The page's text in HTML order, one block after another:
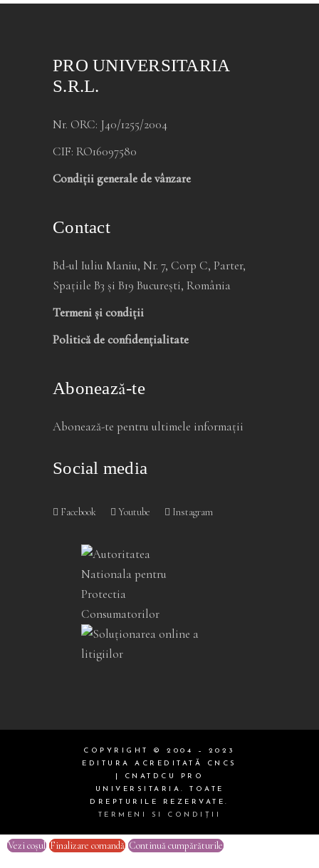
PRO UNIVERSITARIA
S.R.L.
Nr. ORC: J40/1255/2004
CIF: RO16097580
Condiții generale de vânzare
Contact
Bd-ul Iuliu Maniu, Nr. 7, Corp C, Parter,
Spațiile B3 și B19 București, România
Termeni și condiții
Politică de confidențialitate
Abonează-te
Abonează-te pentru ultimele informații
Social media
Facebook Youtube Instagram
COPYRIGHT © 2004 – 2023
EDITURA ACREDITATĂ CNCS
| CNATDCU PRO
UNIVERSITARIA. TOATE
DREPTURILE REZERVATE.
TERMENI SI CONDIŢII
Vezi coșul Finalizare comandă Continuă cumpărăturile